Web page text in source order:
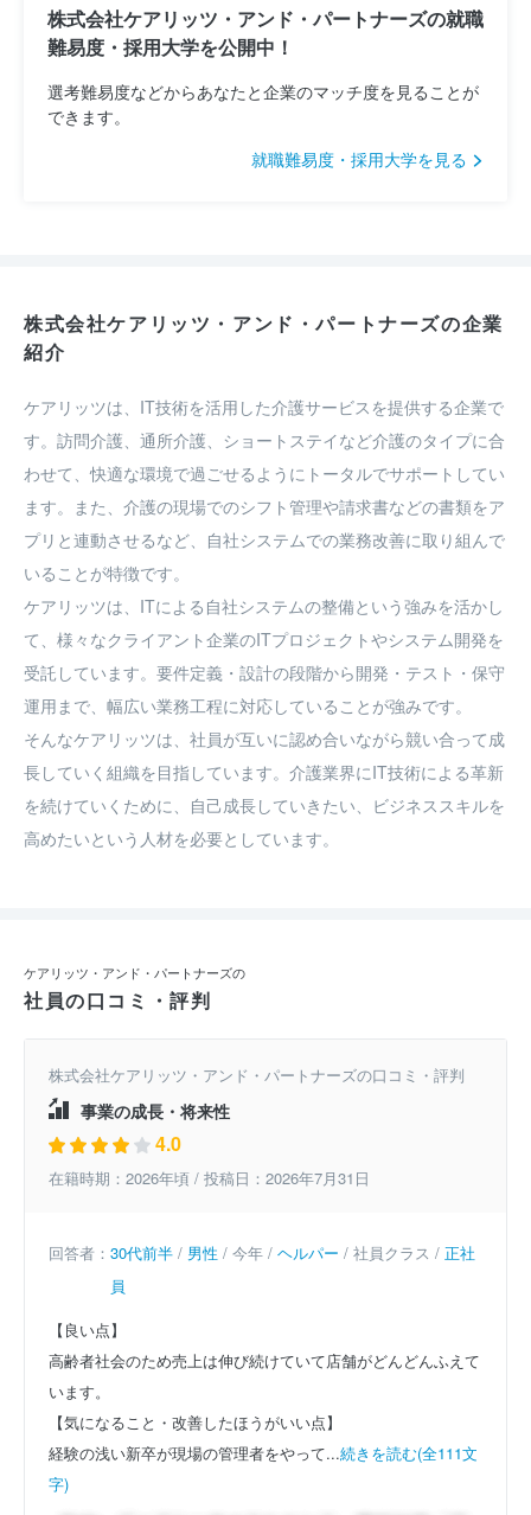
株式会社ケアリッツ・アンド・パートナーズの就職
難易度・採用大学を公開中！
選考難易度などからあなたと企業のマッチ度を見ることが
できます。
就職難易度・採用大学を見る
株式会社ケアリッツ・アンド・パートナーズの企業
紹介
ケアリッツは、IT技術を活用した介護サービスを提供する企業で
す。訪問介護、通所介護、ショートステイなど介護のタイプに合
わせて、快適な環境で過ごせるようにトータルでサポートしてい
ます。また、介護の現場でのシフト管理や請求書などの書類をア
プリと連動させるなど、自社システムでの業務改善に取り組んで
いることが特徴です。
ケアリッツは、ITによる自社システムの整備という強みを活かし
て、様々なクライアント企業のITプロジェクトやシステム開発を
受託しています。要件定義・設計の段階から開発・テスト・保守
運用まで、幅広い業務工程に対応していることが強みです。
そんなケアリッツは、社員が互いに認め合いながら競い合って成
長していく組織を目指しています。介護業界にIT技術による革新
を続けていくために、自己成長していきたい、ビジネススキルを
高めたいという人材を必要としています。
ケアリッツ・アンド・パートナーズの
社員の口コミ・評判
株式会社ケアリッツ・アンド・パートナーズの口コミ・評判
事業の成長・将来性
4.0
在籍時期：2026年頃 / 投稿日：2026年7月31日
回答者： 30代前半 / 男性 / 今年 / ヘルパー / 社員クラス / 正社
員
【良い点】
高齢者社会のため売上は伸び続けていて店舗がどんどんふえて
います。
【気になること・改善したほうがいい点】
経験の浅い新卒が現場の管理者をやって...続きを読む(全111文
字)